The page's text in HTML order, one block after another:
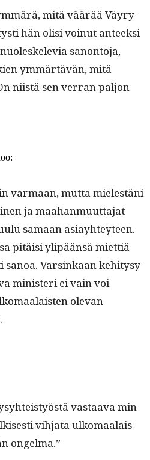
mitä väärää Väyry­
hän olisi voin­ut anteek­si
sanon­to­ja,
ymmärtävän, mitä
niistä sen ver­ran paljon
var­maan, mut­ta mielestäni
ja maa­han­muut­ta­jat
samaan asi­ay­htey­teen.
pitäisi ylipään­sä miet­tiä
sanoa. Varsinkaan kehi­tysy­
min­is­teri ei vain voi
ole­van
vas­taa­va min­
vih­ja­ta ulko­maalais­
ongelma.”